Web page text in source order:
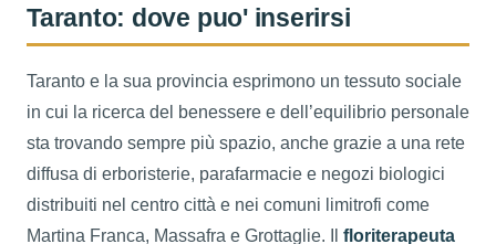
Taranto: dove puo' inserirsi
Taranto e la sua provincia esprimono un tessuto sociale
in cui la ricerca del benessere e dell’equilibrio personale
sta trovando sempre più spazio, anche grazie a una rete
diffusa di erboristerie, parafarmacie e negozi biologici
distribuiti nel centro città e nei comuni limitrofi come
Martina Franca, Massafra e Grottaglie. Il floriterapeuta